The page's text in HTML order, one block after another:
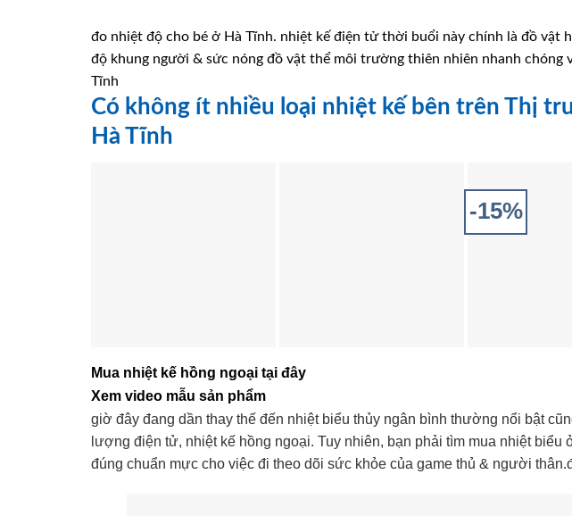
đo nhiệt độ cho bé ở Hà Tĩnh. nhiệt kế điện tử thời buổi này chính là đồ vật
độ khung người & sức nóng đồ vật thể môi trường thiên nhiên nhanh chóng
Tĩnh
Có không ít nhiều loại nhiệt kế bên trên Thị
Hà Tĩnh
-15%
Mua nhiệt kế hồng ngoại tại đây
Xem video mẫu sản phẩm
giờ đây đang dần thay thế đến nhiệt biểu thủy ngân bình thường nổi bật
lượng điện tử, nhiệt kế hồng ngoại. Tuy nhiên, bạn phải tìm mua nhiệt
đúng chuẩn mực cho việc đi theo dõi sức khỏe của game thủ & người